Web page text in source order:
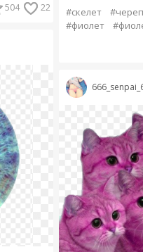
504 22 #скелет
#череп
#фиолет